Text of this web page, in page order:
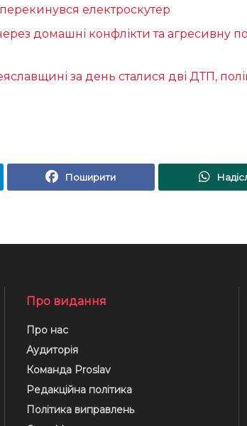
електроскутер
домашні конфлікти та агресивну
за день сталися дві ДТП,
Поширити
Про видання
Про нас
Аудиторія
Команда Proslav
Редакційна політика
Політика виправлень